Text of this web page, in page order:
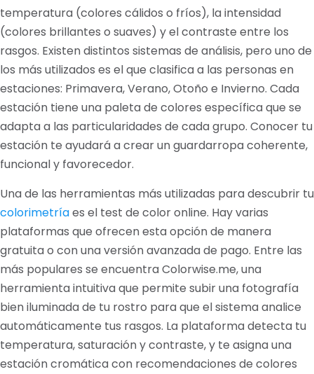
temperatura (colores cálidos o fríos), la intensidad
(colores brillantes o suaves) y el contraste entre los
rasgos. Existen distintos sistemas de análisis, pero uno de
los más utilizados es el que clasifica a las personas en
estaciones: Primavera, Verano, Otoño e Invierno. Cada
estación tiene una paleta de colores específica que se
adapta a las particularidades de cada grupo. Conocer tu
estación te ayudará a crear un guardarropa coherente,
funcional y favorecedor.
Una de las herramientas más utilizadas para descubrir tu
colorimetríaes el test de color online. Hay varias
plataformas que ofrecen esta opción de manera
gratuita o con una versión avanzada de pago. Entre las
más populares se encuentra Colorwise.me, una
herramienta intuitiva que permite subir una fotografía
bien iluminada de tu rostro para que el sistema analice
automáticamente tus rasgos. La plataforma detecta tu
temperatura, saturación y contraste, y te asigna una
estación cromática con recomendaciones de colores